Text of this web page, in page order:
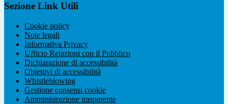
Sezione Link Utili
Cookie policy
Note legali
Informativa Privacy
Ufficio Relazioni con il Pubblico
Dichiarazione di accessibilità
Obiettivi di accessibilità
Whistleblowing
Gestione consensi cookie
Amministrazione trasparente